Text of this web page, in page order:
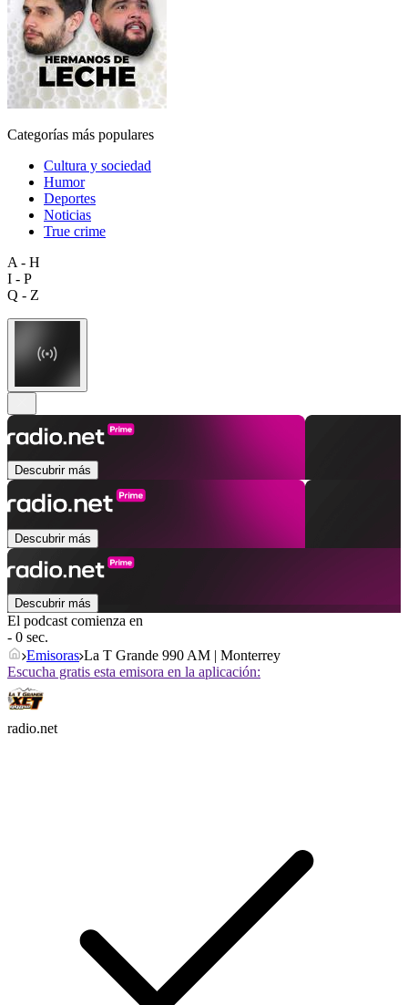
Categorías más populares
Cultura y sociedad
Humor
Deportes
Noticias
True crime
A - H
I - P
Q - Z
Descubrir más
Descubrir más
Descubrir más
El podcast comienza en
- 0 sec.
Emisoras La T Grande 990 AM | Monterrey
Escucha gratis esta emisora en la aplicación:
radio.net